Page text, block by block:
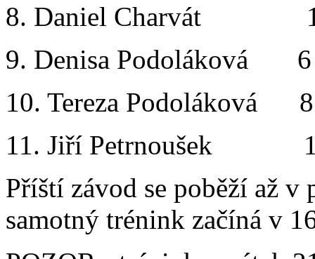
8. Daniel Charvát
9. Denisa
10. Tereza
11. Jiří Petrnoušek
Příští závod se poběží až
samotný trénink začíná v